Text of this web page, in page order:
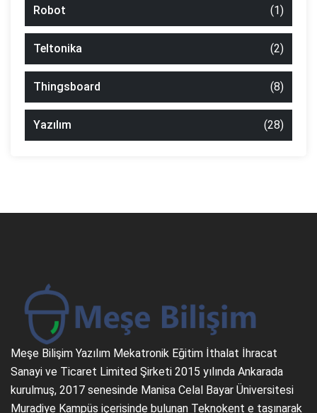
Robot (1)
Teltonika (2)
Thingsboard (8)
Yazılım (28)
Meşe Bilişim Yazılım Mekatronik Eğitim İthalat İhracat
Sanayi ve Ticaret Limited Şirketi 2015 yılında Ankarada
kurulmuş, 2017 senesinde Manisa Celal Bayar Üniversitesi
Muradiye Kampüs içerisinde bulunan Teknokent e taşınarak